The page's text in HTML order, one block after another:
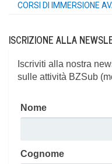
COR­SI DI IMMER­SIO­NE
ISCRIZIONE ALLA
Iscriviti alla nostra
sulle attività BZSub
Nome
Cognome